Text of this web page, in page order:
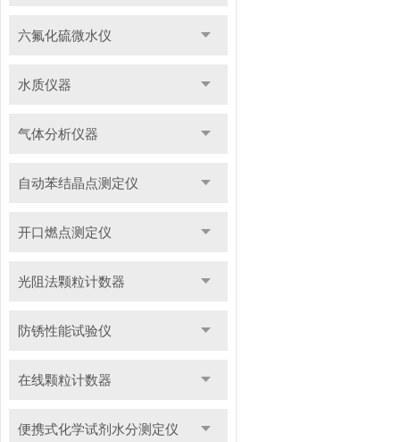
六氟化硫微水仪
水质仪器
气体分析仪器
自动苯结晶点测定仪
开口燃点测定仪
光阻法颗粒计数器
防锈性能试验仪
在线颗粒计数器
便携式化学试剂水分测定仪